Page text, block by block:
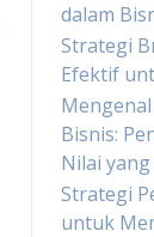
dalam
Strategi
Efektif
Bisnis:
Nilai
Strategi
untuk